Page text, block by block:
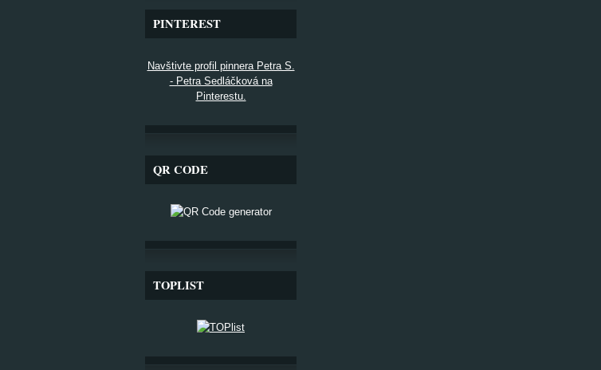
PINTEREST
Navštivte profil pinnera Petra S.
- Petra Sedláčková na
Pinterestu.
QR CODE
TOPLIST